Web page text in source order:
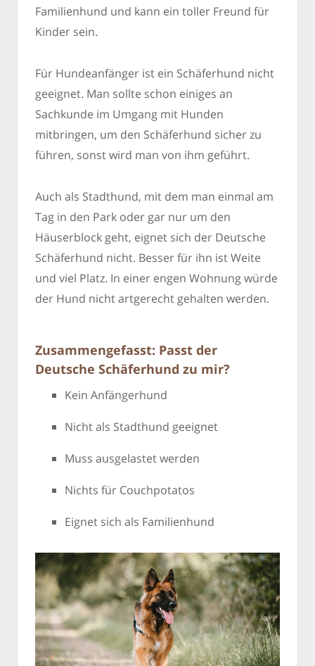
Familienhund und kann ein toller Freund für
Kinder sein.
Für Hundeanfänger ist ein Schäferhund nicht
geeignet. Man sollte schon einiges an
Sachkunde im Umgang mit Hunden
mitbringen, um den Schäferhund sicher zu
führen, sonst wird man von ihm geführt.
Auch als Stadthund, mit dem man einmal am
Tag in den Park oder gar nur um den
Häuserblock geht, eignet sich der Deutsche
Schäferhund nicht. Besser für ihn ist Weite
und viel Platz. In einer engen Wohnung würde
der Hund nicht artgerecht gehalten werden.
Zusammengefasst: Passt der
Deutsche Schäferhund zu mir?
Kein Anfängerhund
Nicht als Stadthund geeignet
Muss ausgelastet werden
Nichts für Couchpotatos
Eignet sich als Familienhund